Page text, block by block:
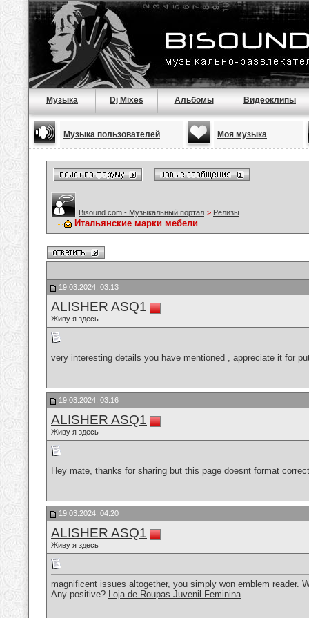
Музыка Dj Mixes Альбомы Видеоклипы
Музыка пользователей Моя музыка
Bisound.com - Музыкальный портал > Релизы
Итальянские марки мебели
19.03.2024, 03:13
ALISHER ASQ1
Живу я здесь
very interesting details you have mentioned , appreciate it for
19.03.2024, 03:16
ALISHER ASQ1
Живу я здесь
Hey mate, thanks for sharing but this page doesnt format
19.03.2024, 04:20
ALISHER ASQ1
Живу я здесь
magnificent issues altogether, you simply won emblem reader.
Any positive? Loja de Roupas Juvenil Feminina